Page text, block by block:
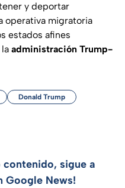
y deportar
operativa migratoria
estados afines
administración Trump-
Donald Trump
contenido, sigue a
Google News!